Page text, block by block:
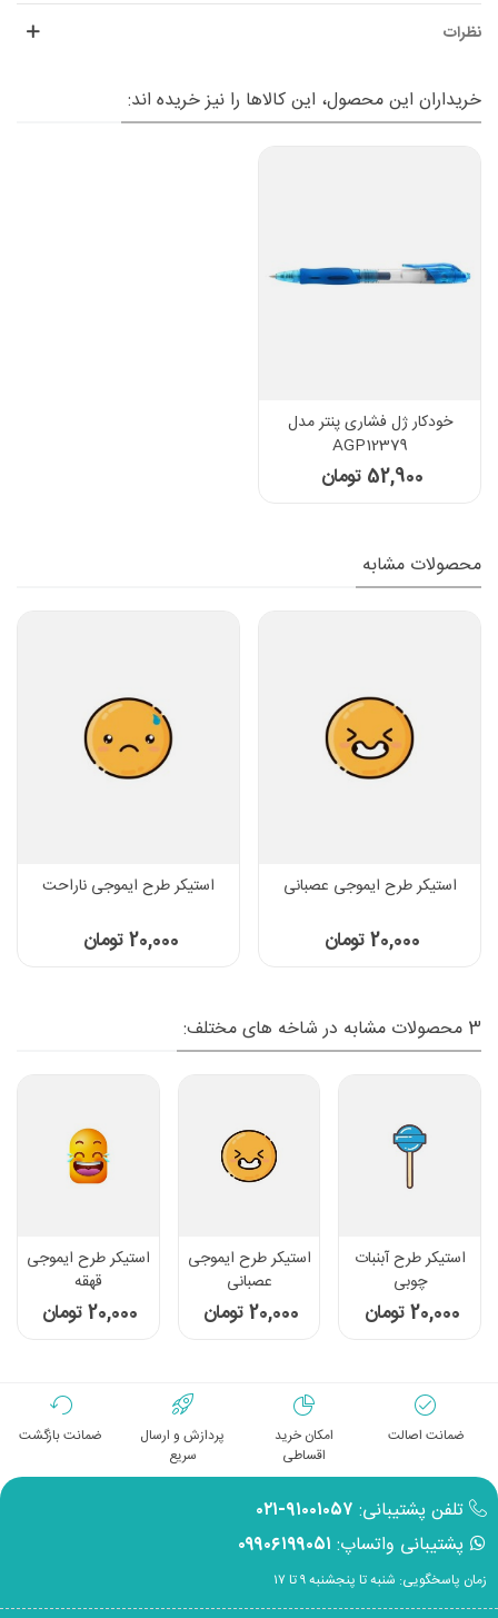
نظرات
خریداران این محصول، این کالاها را نیز خریده اند:
خودکار ژل فشاری پنتر مدل
AGP12379
52,900 تومان
محصولات مشابه
استیکر طرح ایموجی عصبانی
20,000 تومان
استیکر طرح ایموجی ناراحت
20,000 تومان
3 محصولات مشابه در شاخه های مختلف:
استیکر طرح آبنبات
چوبی
20,000 تومان
استیکر طرح ایموجی
عصبانی
20,000 تومان
استیکر طرح ایموجی
قهقه
20,000 تومان
ضمانت اصالت
امکان خرید
اقساطی
پردازش و ارسال
سریع
ضمانت بازگشت
تلفن پشتیبانی: ۹۱۰۰۱۰۵۷-۰۲۱
پشتیبانی واتساپ: ۰۹۹۰۶۱۹۹۰۵۱
زمان پاسخگویی: شنبه تا پنجشنبه ۹ تا ۱۷